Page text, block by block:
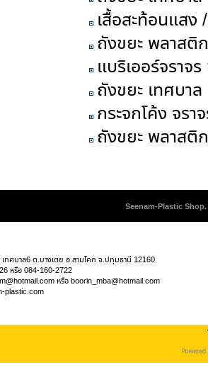
เสื้อสะท้อนแสง
ถังขยะ พลาสติ
แบริเออร์จราจ
ถังขยะ เทศบา
กระจกโค้ง จร
ถังขยะ พลาสติ
Seenam-Plastic
ทศบาล6 ต.บางเตย อ.สามโคก จ.ปทุมธานี 12160
หรือ 084-160-2722
หรือ boorin_mba@hotmail.com
plastic.com